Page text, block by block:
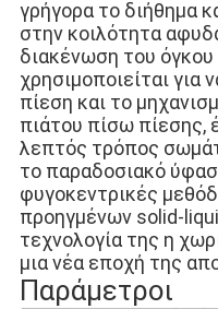
γρήγορα το διήθημα
στην κοιλότητα
διακένωση του
χρησιμοποιείται για
πίεση και το
πιάτου πίσω πίεσης,
λεπτός τρόπος
το παραδοσιακό
φυγοκεντρικές
προηγμένων solid-
τεχνολογία της η
μια νέα εποχή της
Παράμετροι